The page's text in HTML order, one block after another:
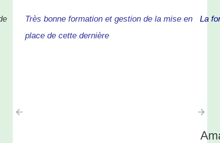
Très bonne formation et gestion de la mise en
place de cette dernière
La